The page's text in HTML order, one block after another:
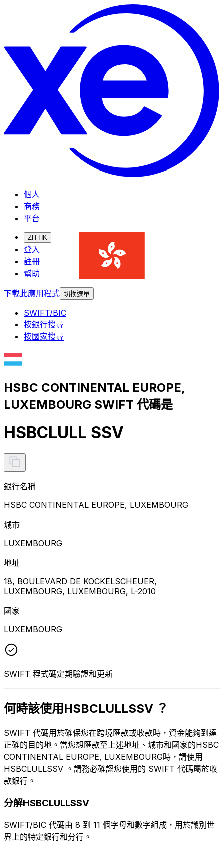
個人
商務
平台
ZH-HK
登入
註冊
幫助
下載此應用程式 切換選單
SWIFT/BIC
按銀行搜尋
按國家搜尋
HSBC CONTINENTAL EUROPE,
LUXEMBOURG SWIFT 代碼是
HSBCLULL SSV
銀行名稱
HSBC CONTINENTAL EUROPE, LUXEMBOURG
城市
LUXEMBOURG
地址
18, BOULEVARD DE KOCKELSCHEUER,
LUXEMBOURG, LUXEMBOURG, L-2010
國家
LUXEMBOURG
SWIFT 程式碼定期驗證和更新
何時該使用HSBCLULLSSV ？
SWIFT 代碼用於確保您在跨境匯款或收款時，資金能夠到達
正確的目的地。當您想匯款至上述地址、城市和國家的HSBC
CONTINENTAL EUROPE, LUXEMBOURG時，請使用
HSBCLULLSSV 。請務必確認您使用的 SWIFT 代碼屬於收
款銀行。
分解HSBCLULLSSV
SWIFT/BIC 代碼由 8 到 11 個字母和數字組成，用於識別世
界上的特定銀行和分行。